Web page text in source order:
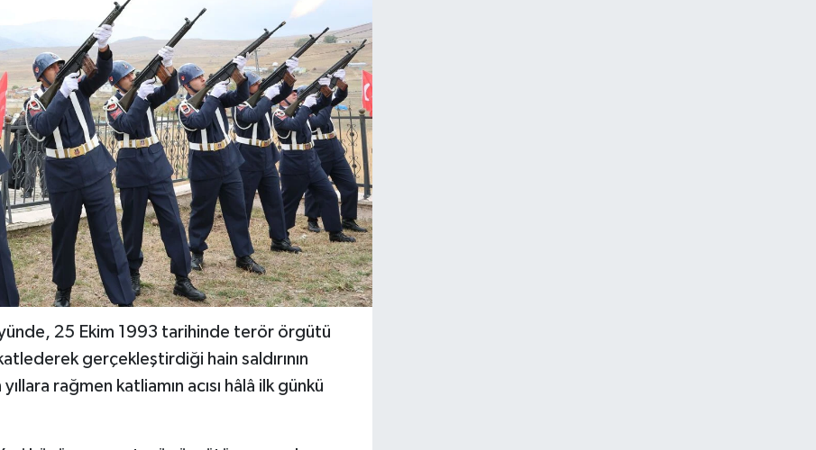
25 Ekim 1993 tarihinde terör örgütü
gerçekleştirdiği hain saldırının
rağmen katliamın acısı hâlâ ilk günkü